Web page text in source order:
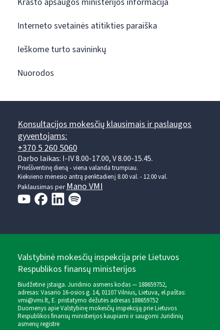
Interneto svetainės atitikties paraiška
Ieškome turto savininkų
Nuorodos
Konsultacijos mokesčių klausimais ir paslaugos
gyventojams:
+370 5 260 5060
Darbo laikas: I-IV 8.00-17.00, V 8.00-15.45.
Prieššventinę dieną - viena valanda trumpiau.
Kiekvieno mėnesio antrą penktadienį 8.00 val. - 12.00 val.
Paklausimas perMano VMI
Valstybinė mokesčių inspekcija prie Lietuvos
Respublikos finansų ministerijos
Biudžetinė įstaiga. Juridinio asmens kodas — 188659752,
adresas: Vasario 16-osios g. 14, 01107 Vilnius, Lietuva, el.paštas:
vmi@vmi.lt, E. pristatymo dėžutės adresas 188659752
Duomenys apie Valstybinę mokesčių inspekciją prie Lietuvos
Respublikos finansų ministerijos kaupiami ir saugomi Juridinių
asmenų registre